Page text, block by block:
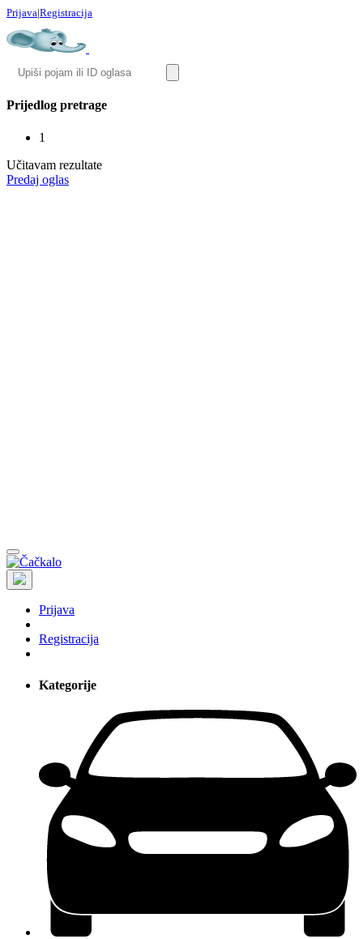
Prijava|Registracija
Prijedlog pretrage
1
Učitavam rezultate
Predaj oglas
Prijava
Registracija
Kategorije